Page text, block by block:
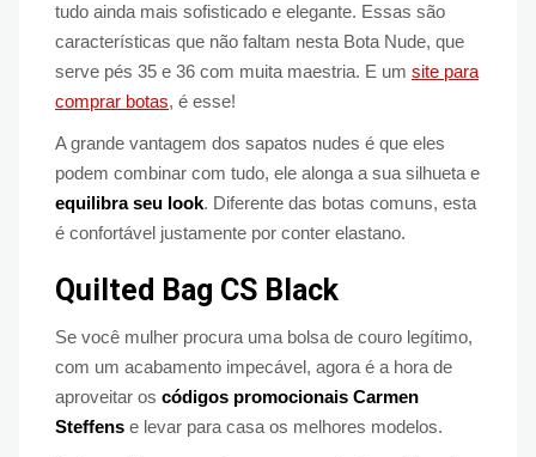
tudo ainda mais sofisticado e elegante. Essas são
características que não faltam nesta Bota Nude, que
serve pés 35 e 36 com muita maestria. E um site para
comprar botas, é esse!
A grande vantagem dos sapatos nudes é que eles
podem combinar com tudo, ele alonga a sua silhueta e
equilibra seu look. Diferente das botas comuns, esta
é confortável justamente por conter elastano.
Quilted Bag CS Black
Se você mulher procura uma bolsa de couro legítimo,
com um acabamento impecável, agora é a hora de
aproveitar os códigos promocionais Carmen
Steffens e levar para casa os melhores modelos.